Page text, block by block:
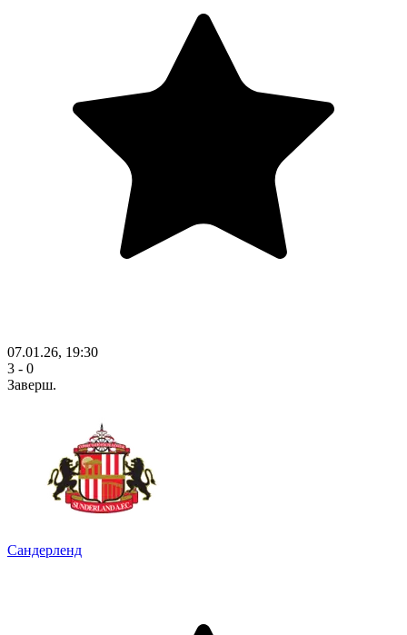
07.01.26, 19:30
3 - 0
Заверш.
Сандерленд